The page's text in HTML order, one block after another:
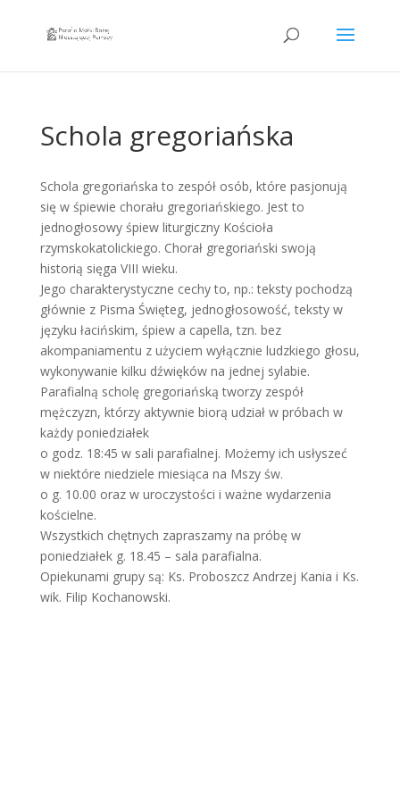
Schola gregoriańska
Schola gregoriańska to zespół osób, które pasjonują
się w śpiewie chorału gregoriańskiego. Jest to
jednogłosowy śpiew liturgiczny Kościoła
rzymskokatolickiego. Chorał gregoriański swoją
historią sięga VIII wieku.
Jego charakterystyczne cechy to, np.: teksty pochodzą
głównie z Pisma Święteg, jednogłosowość, teksty w
języku łacińskim, śpiew a capella, tzn. bez
akompaniamentu z użyciem wyłącznie ludzkiego głosu,
wykonywanie kilku dźwięków na jednej sylabie.
Parafialną scholę gregoriańską tworzy zespół
mężczyzn, którzy aktywnie biorą udział w próbach w
każdy poniedziałek
o godz. 18:45 w sali parafialnej. Możemy ich usłyszeć
w niektóre niedziele miesiąca na Mszy św.
o g. 10.00 oraz w uroczystości i ważne wydarzenia
kościelne.
Wszystkich chętnych zapraszamy na próbę w
poniedziałek g. 18.45 – sala parafialna.
Opiekunami grupy są: Ks. Proboszcz Andrzej Kania i Ks.
wik. Filip Kochanowski.